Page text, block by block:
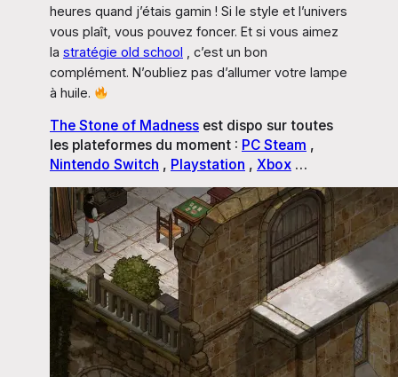
heures quand j’étais gamin ! Si le style et l’univers
vous plaît, vous pouvez foncer. Et si vous aimez
la stratégie old school , c’est un bon
complément. N’oubliez pas d’allumer votre lampe
à huile.
The Stone of Madness est dispo sur toutes
les plateformes du moment : PC Steam ,
Nintendo Switch , Playstation , Xbox …